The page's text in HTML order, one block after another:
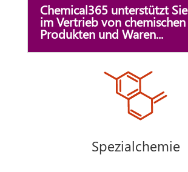
Chemical365 unterstützt Sie
im Vertrieb von chemischen
Produkten und Waren...
Spezialchemie